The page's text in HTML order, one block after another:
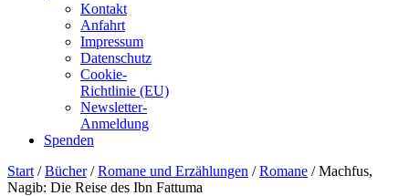
Kontakt
Anfahrt
Impressum
Datenschutz
Cookie-
Richtlinie (EU)
Newsletter-
Anmeldung
Spenden
Skip
to
Start /Bücher/Romane und Erzählungen /Romane / Machfus,
Nagib: Die Reise des Ibn Fattuma